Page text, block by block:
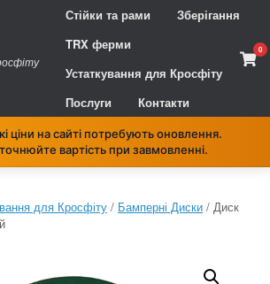
Стійки та рами
Зберігання
TRX ферми
Устаткування для Кросфіту
Послуги
Контакти
View
0
ціни на сайті потребують оновлення.
вартість при завмовленні.
для Кросфіту / Бамперні Диски / Диск